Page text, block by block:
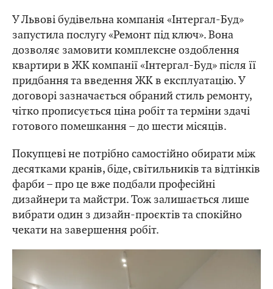
У Львові будівельна компанія «Інтергал-Буд»
запустила послугу «Ремонт під ключ». Вона
дозволяє замовити комплексне оздоблення
квартири в ЖК компанії «Інтергал-Буд» після її
придбання та введення ЖК в експлуатацію. У
договорі зазначається обраний стиль ремонту,
чітко прописується ціна робіт та терміни здачі
готового помешкання – до шести місяців.
Покупцеві не потрібно самостійно обирати між
десятками кранів, біде, світильників та відтінків
фарби – про це вже подбали професійні
дизайнери та майстри. Тож залишається лише
вибрати один з дизайн-проєктів та спокійно
чекати на завершення робіт.